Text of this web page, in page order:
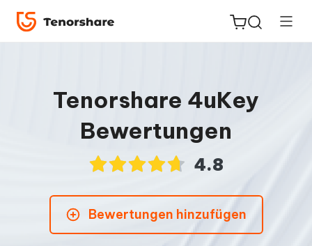
ReiBoot
PDF
Editor
Neu
Tenorshare 4uKey
Bewertungen
4.8
Bewertungen hinzufügen